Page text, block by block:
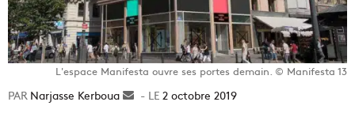
L'espace Manifesta ouvre ses portes demain. © Manifesta 13
Narjasse Kerboua
Envoyer2 octobre 2019